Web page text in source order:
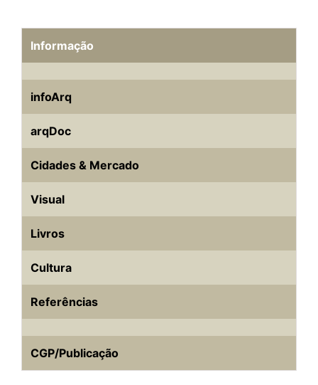
Informação
infoArq
arqDoc
Cidades & Mercado
Visual
Livros
Cultura
Referências
CGP/Publicação